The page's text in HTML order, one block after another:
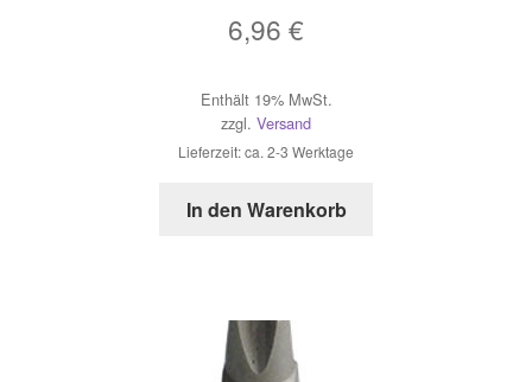
6,96 €
Enthält 19% MwSt.
zzgl. Versand
Lieferzeit: ca. 2-3 Werktage
In den Warenkorb